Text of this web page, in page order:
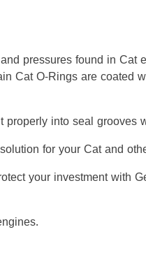
pressures found in
Cat O-Rings are coated
into seal grooves
for your Cat and
your investment with